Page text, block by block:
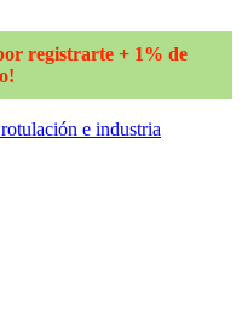
registrarte + 1% de
e industria